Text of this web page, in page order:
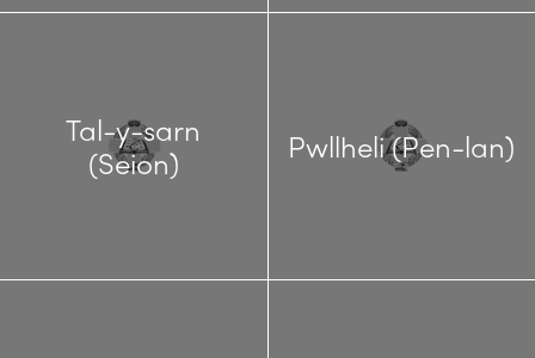
Tal-y-sarn
(Seion)
Pwllheli (Pen-lan)